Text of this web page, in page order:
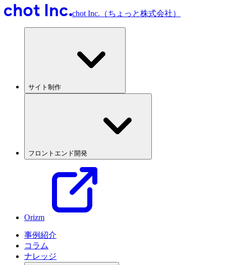
chot Inc.（ちょっと株式会社）
サイト制作
フロントエンド開発
Orizm
事例紹介
コラム
ナレッジ